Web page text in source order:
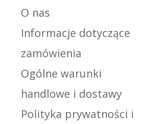
O nas
Informacje dotyczące
zamówienia
Ogólne warunki
handlowe i dostawy
Polityka prywatności i